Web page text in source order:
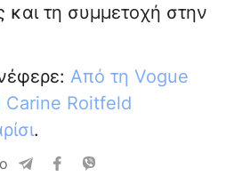
και τη συμμετοχή στην
Από τη Vogue
Carine Roitfeld
.